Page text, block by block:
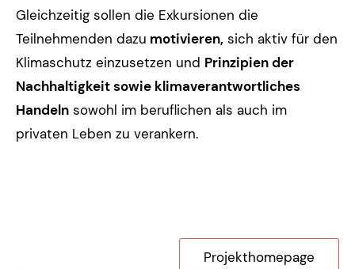
Gleichzeitig sollen die Exkursionen die
Teilnehmenden dazu motivieren, sich aktiv für den
Klimaschutz einzusetzen und Prinzipien der
Nachhaltigkeit sowie klimaverantwortliches
Handeln sowohl im beruflichen als auch im
privaten Leben zu verankern.
Projekthomepage